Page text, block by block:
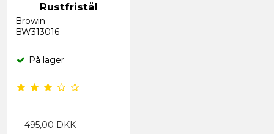
Rustfristål
Browin
BW313016
På lager
495,00 DKK